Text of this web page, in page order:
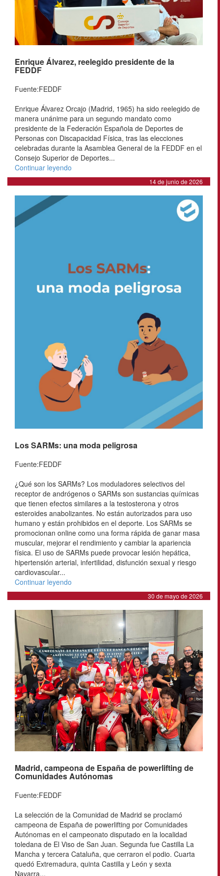
Enrique Álvarez, reelegido presidente de la
FEDDF
Fuente:FEDDF
Enrique Álvarez Orcajo (Madrid, 1965) ha sido reelegido de
manera unánime para un segundo mandato como
presidente de la Federación Española de Deportes de
Personas con Discapacidad Física, tras las elecciones
celebradas durante la Asamblea General de la FEDDF en el
Consejo Superior de Deportes...
Continuar leyendo
14 de junio de 2026
Los SARMs: una moda peligrosa
Fuente:FEDDF
¿Qué son los SARMs? Los moduladores selectivos del
receptor de andrógenos o SARMs son sustancias químicas
que tienen efectos similares a la testosterona y otros
esteroides anabolizantes. No están autorizados para uso
humano y están prohibidos en el deporte. Los SARMs se
promocionan online como una forma rápida de ganar masa
muscular, mejorar el rendimiento y cambiar la apariencia
física. El uso de SARMs puede provocar lesión hepática,
hipertensión arterial, infertilidad, disfunción sexual y riesgo
cardiovascular...
Continuar leyendo
30 de mayo de 2026
Madrid, campeona de España de powerlifting de
Comunidades Autónomas
Fuente:FEDDF
La selección de la Comunidad de Madrid se proclamó
campeona de España de powerlifting por Comunidades
Autónomas en el campeonato disputado en la localidad
toledana de El Viso de San Juan. Segunda fue Castilla La
Mancha y tercera Cataluña, que cerraron el podio. Cuarta
quedó Extremadura, quinta Castilla y León y sexta
Navarra...